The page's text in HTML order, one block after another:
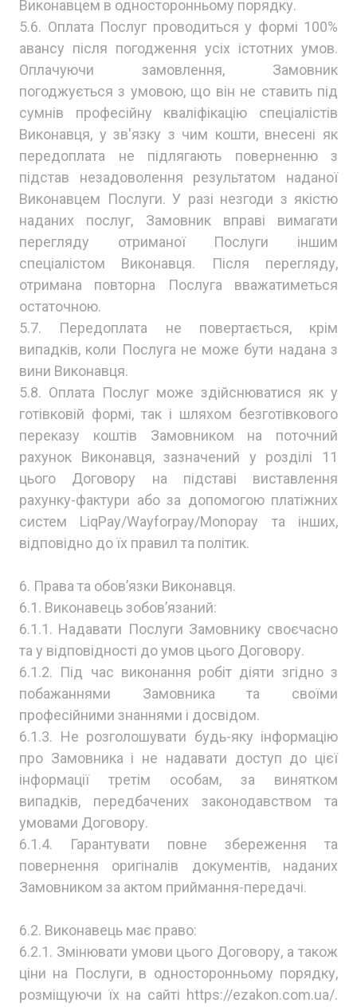
Виконавцем в односторонньому порядку.
5.6. Оплата Послуг проводиться у формі 100%
авансу після погодження усіх істотних умов.
Оплачуючи замовлення, Замовник
погоджується з умовою, що він не ставить під
сумнів професійну кваліфікацію спеціалістів
Виконавця, у зв'язку з чим кошти, внесені як
передоплата не підлягають поверненню з
підстав незадоволення результатом наданої
Виконавцем Послуги. У разі незгоди з якістю
наданих послуг, Замовник вправі вимагати
перегляду отриманої Послуги іншим
спеціалістом Виконавця. Після перегляду,
отримана повторна Послуга вважатиметься
остаточною.
5.7. Передоплата не повертається, крім
випадків, коли Послуга не може бути надана з
вини Виконавця.
5.8. Оплата Послуг може здійснюватися як у
готівковій формі, так і шляхом безготівкового
переказу коштів Замовником на поточний
рахунок Виконавця, зазначений у розділі 11
цього Договору на підставі виставлення
рахунку-фактури або за допомогою платіжних
систем LiqPay/Wayforpay/Monopay та інших,
відповідно до їх правил та політик.
6. Права та обов’язки Виконавця.
6.1. Виконавець зобов’язаний:
6.1.1. Надавати Послуги Замовнику своєчасно
та у відповідності до умов цього Договору.
6.1.2. Під час виконання робіт діяти згідно з
побажаннями Замовника та своїми
професійними знаннями і досвідом.
6.1.3. Не розголошувати будь-яку інформацію
про Замовника і не надавати доступ до цієї
інформації третім особам, за винятком
випадків, передбачених законодавством та
умовами Договору.
6.1.4. Гарантувати повне збереження та
повернення оригіналів документів, наданих
Замовником за актом приймання-передачі.
6.2. Виконавець має право:
6.2.1. Змінювати умови цього Договору, а також
ціни на Послуги, в односторонньому порядку,
розміщуючи їх на сайті https://ezakon.com.ua/.